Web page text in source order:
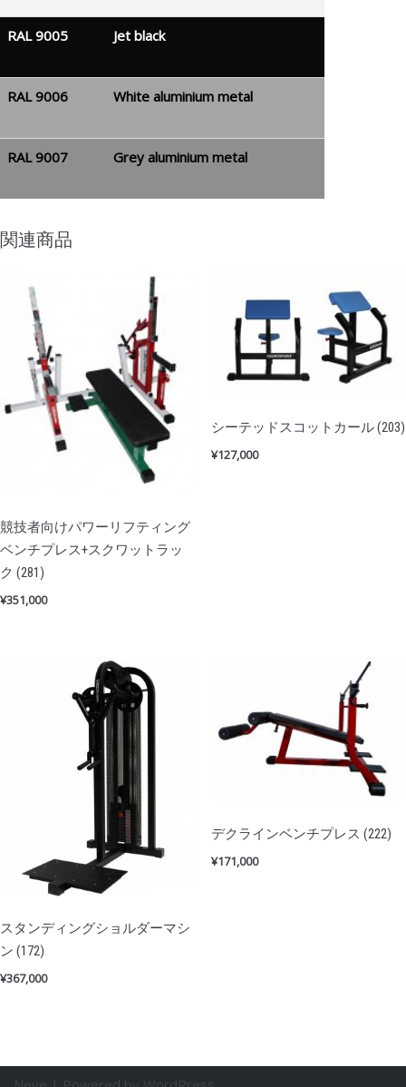
RAL 9005 Jet black
RAL 9006 White aluminium metal
RAL 9007 Grey aluminium metal
関連商品
競技者向けパワーリフティング
ベンチプレス+スクワットラッ
ク (281)
¥351,000
シーテッドスコットカール (203)
¥127,000
スタンディングショルダーマシ
ン (172)
¥367,000
デクラインベンチプレス (222)
¥171,000